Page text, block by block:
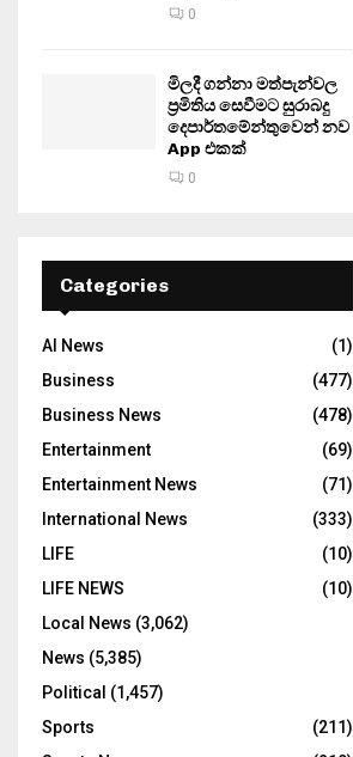
0
මිලදී ගන්නා මත්පැන්වල
ප්‍රමිතිය සෙවීමට සුරාබදු
දෙපාර්තමේන්තුවෙන් නව
App එකක්
0
Categories
AI News
(1)
Business
(477)
Business News
(478)
Entertainment
(69)
Entertainment News
(71)
International News
(333)
LIFE
(10)
LIFE NEWS
(10)
Local News (3,062)
News (5,385)
Political (1,457)
Sports
(211)